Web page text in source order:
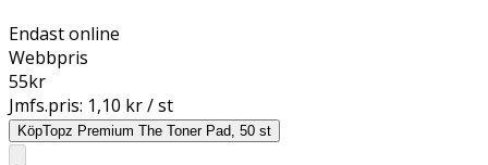
Endast online
Webbpris
55kr
Jmfs.pris: 1,10 kr / st
KöpTopz Premium The Toner Pad, 50 st